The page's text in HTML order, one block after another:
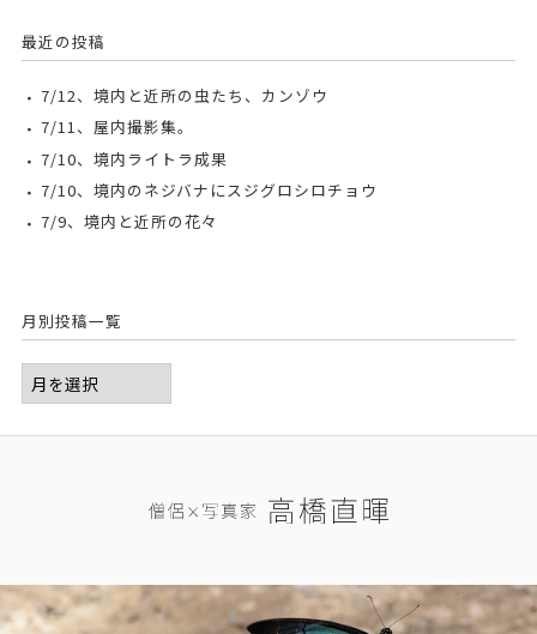
最近の投稿
7/12、境内と近所の虫たち、カンゾウ
7/11、屋内撮影集。
7/10、境内ライトラ成果
7/10、境内のネジバナにスジグロシロチョウ
7/9、境内と近所の花々
月別投稿一覧